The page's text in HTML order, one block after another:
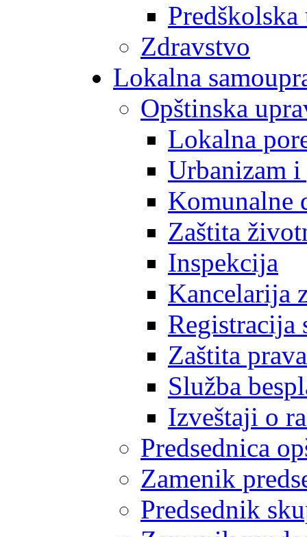
Predškolska
Zdravstvo
Lokalna
Opštinska
Lokalna
Urbanizam
Komunalne
Zaštita
Inspekcija
Kancelarija
Registracija
Zaštita
Služba
Izveštaji o
Predsednica
Zamenik
Predsednik